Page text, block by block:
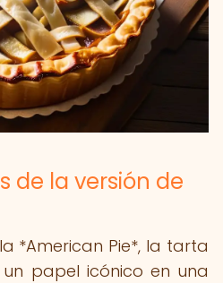
de la versión de
*American Pie*, la tarta
papel icónico en una